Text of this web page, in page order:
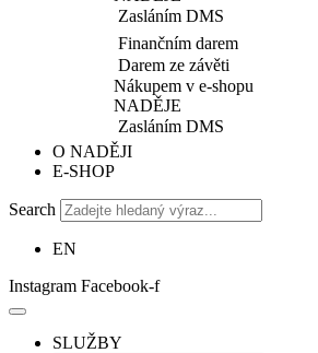
Zasláním DMS
Finančním darem
Darem ze závěti
Nákupem v e-shopu
NADĚJE
Zasláním DMS
O NADĚJI
E-SHOP
Search
EN
Instagram Facebook-f
SLUŽBY